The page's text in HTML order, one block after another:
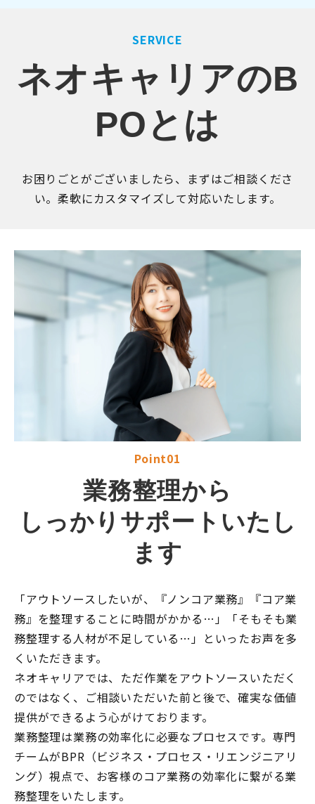
SERVICE
ネオキャリアのB
POとは
お困りごとがございましたら、まずはご相談くださ
い。柔軟にカスタマイズして対応いたします。
Point01
業務整理から
しっかりサポートいたし
ます
「アウトソースしたいが、『ノンコア業務』『コア業
務』を整理することに時間がかかる…」「そもそも業
務整理する人材が不足している…」といったお声を多
くいただきます。
ネオキャリアでは、ただ作業をアウトソースいただく
のではなく、ご相談いただいた前と後で、確実な価値
提供ができるよう心がけております。
業務整理は業務の効率化に必要なプロセスです。専門
チームがBPR（ビジネス・プロセス・リエンジニアリ
ング）視点で、お客様のコア業務の効率化に繋がる業
務整理をいたします。